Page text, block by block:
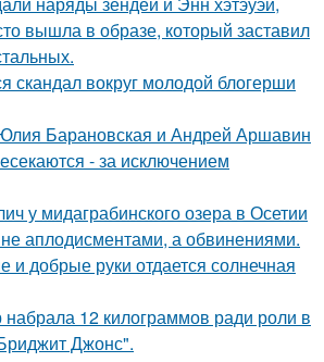
вышла в образе, который заставил
скандал вокруг молодой блогерши
Барановская и Андрей Аршавин
- за исключением
у мидаграбинского озера в Осетии
не аплодисментами, а обвинениями.
добрые руки отдается солнечная
набрала 12 килограммов ради роли в
Джонс".